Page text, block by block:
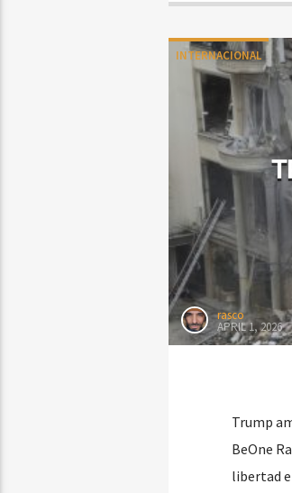
INTERNACIONAL
rasco
APRIL 1, 2026
Trump
BeOne
libertad